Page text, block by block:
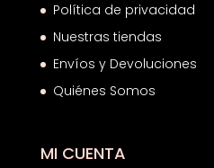
Política de privacidad
Nuestras tiendas
Envíos y Devoluciones
Quiénes Somos
MI CUENTA